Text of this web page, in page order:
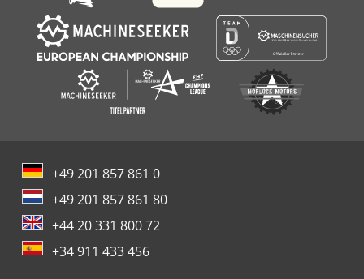
+49 201 857 861 0
+49 201 857 861 80
+44 20 331 800 72
+34 911 433 456